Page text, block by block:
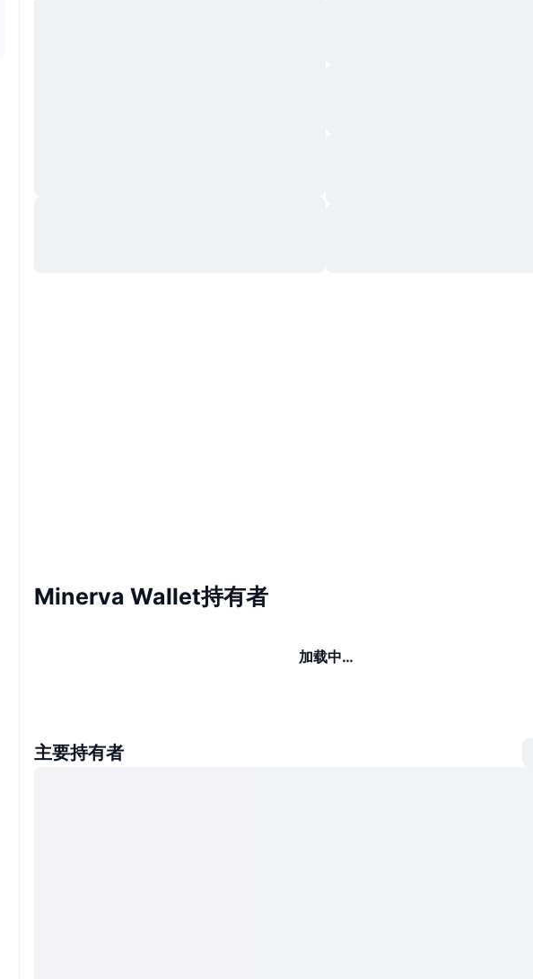
Minerva Wallet持有者
加载中…
主要持有者